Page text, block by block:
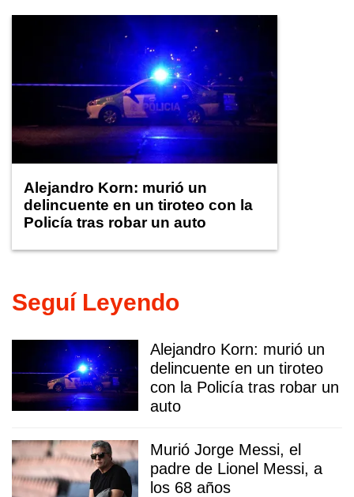
Alejandro Korn: murió un
delincuente en un tiroteo con la
Policía tras robar un auto
Seguí Leyendo
Alejandro Korn: murió un
delincuente en un tiroteo
con la Policía tras robar un
auto
Murió Jorge Messi, el
padre de Lionel Messi, a
los 68 años